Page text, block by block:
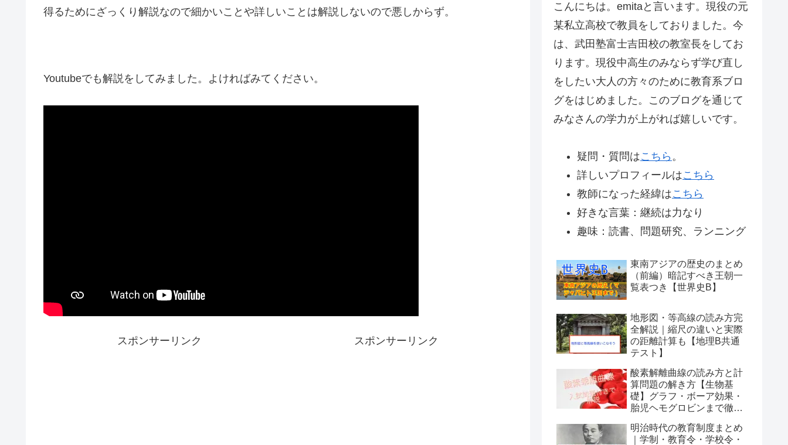
得るためにざっくり解説なので細かいことや詳しいことは解説しないので悪しからず。
Youtubeでも解説をしてみました。よければみてください。
スポンサーリンク スポンサーリンク
こんにちは。emitaと言います。現役の元
某私立高校で教員をしておりました。今
は、武田塾富士吉田校の教室長をしてお
ります。現役中高生のみならず学び直し
をしたい大人の方々のために教育系ブロ
グをはじめました。このブログを通じて
みなさんの学力が上がれば嬉しいです。
疑問・質問はこちら 。
詳しいプロフィールはこちら
教師になった経緯はこちら
好きな言葉：継続は力なり
趣味：読書、問題研究、ランニング
東南アジアの歴史のまとめ
（前編）暗記すべき王朝一
覧表つき【世界史B】
地形図・等高線の読み方完
全解説｜縮尺の違いと実際
の距離計算も【地理B共通
テスト】
酸素解離曲線の読み方と計
算問題の解き方【生物基
礎】グラフ・ボーア効果・
胎児ヘモグロビンまで徹底
明治時代の教育制度まとめ
｜学制・教育令・学校令・